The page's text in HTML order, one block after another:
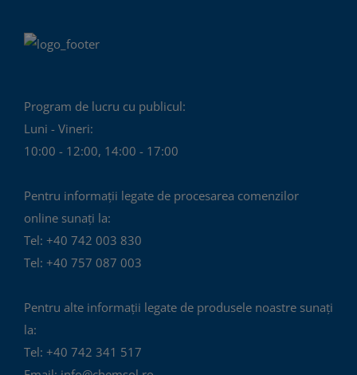
Program de lucru cu publicul:
Luni - Vineri:
10:00 - 12:00, 14:00 - 17:00
Pentru informații legate de procesarea comenzilor
online sunați la:
Tel: +40 742 003 830
Tel: +40 757 087 003
Pentru alte informații legate de produsele noastre sunați
la:
Tel: +40 742 341 517